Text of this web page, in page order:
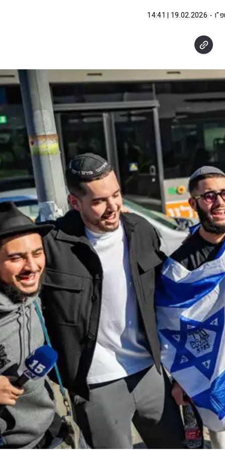
19.02.2026 | 14:41